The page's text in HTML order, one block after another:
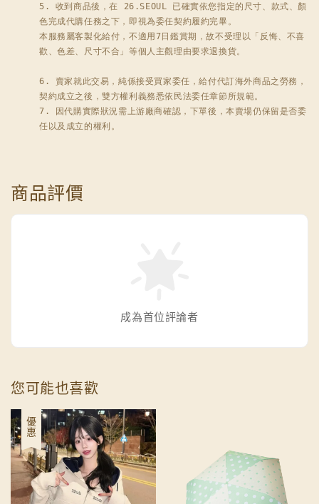
5. 收到商品後，在 26.SEOUL 已確實依您指定的尺寸、款式、顏
色完成代購任務之下，即視為委任契約履約完畢。
本服務屬客製化給付，不適用7日鑑賞期，故不受理以「反悔、不喜
歡、色差、尺寸不合」等個人主觀理由要求退換貨。
6. 賣家就此交易，純係接受買家委任，給付代訂海外商品之勞務，
契約成立之後，雙方權利義務悉依民法委任章節所規範。
7. 因代購實際狀況需上游廠商確認，下單後，本賣場仍保留是否委
任以及成立的權利。
商品評價
成為首位評論者
您可能也喜歡
優惠